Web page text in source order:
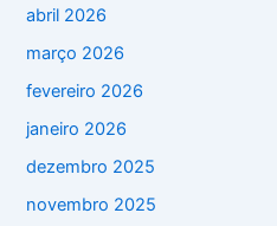
abril 2026
março 2026
fevereiro 2026
janeiro 2026
dezembro 2025
novembro 2025